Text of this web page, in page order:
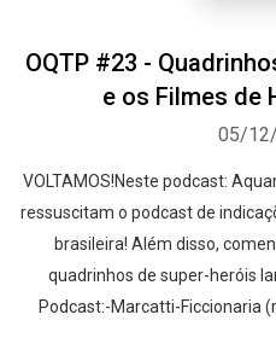
OQTP #23 -
e os Filmes de
05/
VOLTAMOS!Neste podcast:
ressuscitam o podcast de
brasileira! Além disso,
quadrinhos de super-heróis
Podcast:-Marcatti-Ficcionaria
Whatsapp Facebook